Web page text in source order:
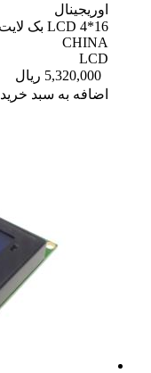
اوریجینال
LCD 4*16 بک لایت آبی
CHINA
LCD
5,320,000 ریال
اضافه به سبد خرید